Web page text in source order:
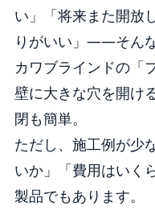
い」「将来また開放
りがいい」——そん
カワブラインドの「
壁に大きな穴を開け
閉も簡単。
ただし、施工例が少
いか」「費用はいく
製品でもあります。